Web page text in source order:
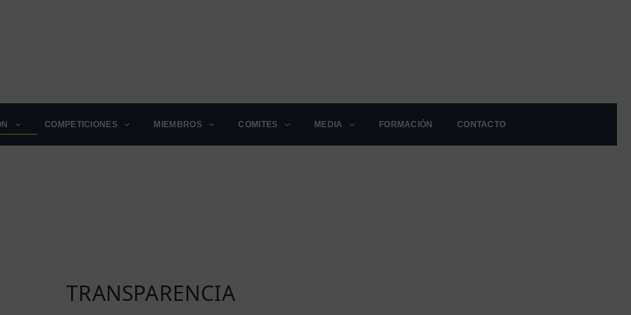
COMPETICIONES MIEMBROS COMITES MEDIA FORMACIÓN CONTACTO
TRANSPARENCIA